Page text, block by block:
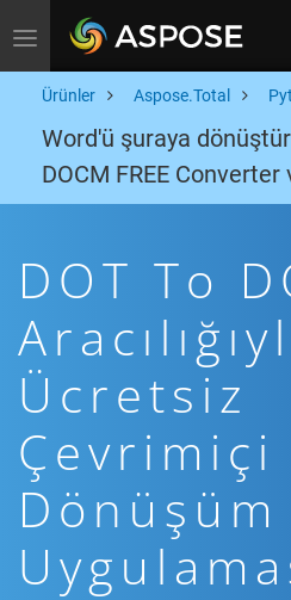
Toggle navigation
Ürünler Aspose.Total
Word'ü şuraya
DOCM FREE
DOT To
Ücretsiz
Çevrimiçi
Dönüşüm